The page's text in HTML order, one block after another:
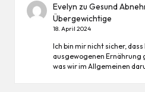
Evelyn zuGesund
Übergewichtige
18. April 2024
Ich bin mir nicht sicher,
ausgewogenen Ernährung
was wir im Allgemeinen